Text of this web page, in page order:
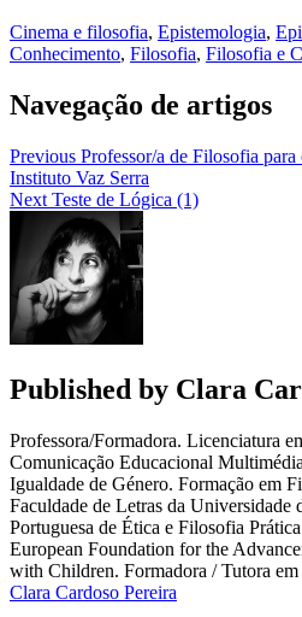
Cinema e filosofia, Epistemologia,
Conhecimento, Filosofia, Filosofia e
Navegação de artigos
Previous Professor/a de Filosofia
Instituto Vaz Serra
Next Teste de Lógica (1)
Published by Clara
Professora/Formadora. Licenciatura
Comunicação Educacional
Igualdade de Género. Formação em
Faculdade de Letras da Universidade
Portuguesa de Ética e Filosofia
European Foundation for the
with Children. Formadora / Tutora em
Clara Cardoso Pereira